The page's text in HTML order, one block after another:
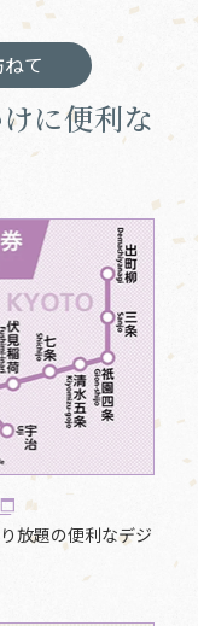
て
に便利な
放題の便利なデジ